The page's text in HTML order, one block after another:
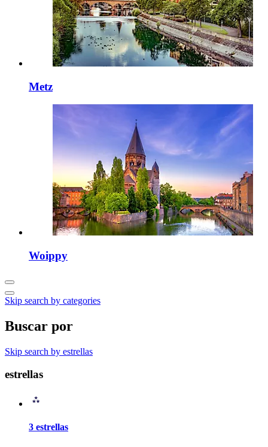
Metz
Woippy
Skip search by categories
Buscar por
Skip search by estrellas
estrellas
3 estrellas